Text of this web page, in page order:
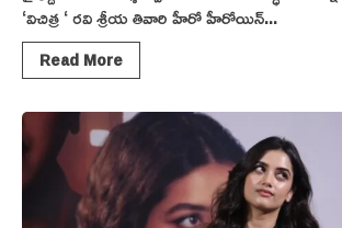
‘విచిత్ర ‘ రవి శ్రీయ తివారి హీరో హీరోయిన్...
Read More